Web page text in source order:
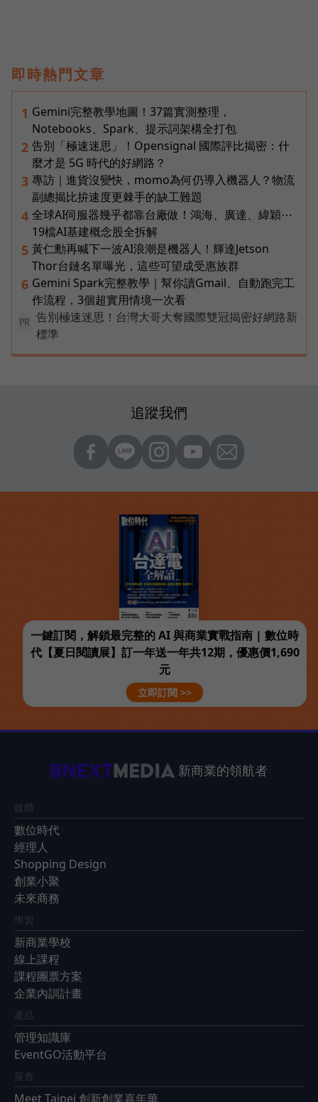
即時熱門文章
1 Gemini完整教學地圖！37篇實測整理，
Notebooks、Spark、提示詞架構全打包
2 告別「極速迷思」！Opensignal 國際評比揭密：什
麼才是 5G 時代的好網路？
3 專訪｜進貨沒變快，momo為何仍導入機器人？物流
副總揭比拚速度更棘手的缺工難題
4 全球AI伺服器幾乎都靠台廠做！鴻海、廣達、緯穎⋯
19檔AI基建概念股全拆解
5 黃仁勳再喊下一波AI浪潮是機器人！輝達Jetson
Thor台鏈名單曝光，這些可望成受惠族群
6 Gemini Spark完整教學｜幫你讀Gmail、自動跑完工
作流程，3個超實用情境一次看
PR
告別極速迷思！台灣大哥大奪國際雙冠揭密好網路新
標準
追蹤我們
一鍵訂閱，解鎖最完整的 AI 與商業實戰指南 | 數位時
代【夏日閱讀展】訂一年送一年共12期，優惠價1,690
元
立即訂閱 >>
新商業的領航者
媒體
數位時代
經理人
Shopping Design
創業小聚
未來商務
學習
新商業學校
線上課程
課程團票方案
企業內訓計畫
產品
管理知識庫
EventGO活動平台
展會
Meet Taipei 創新創業嘉年華